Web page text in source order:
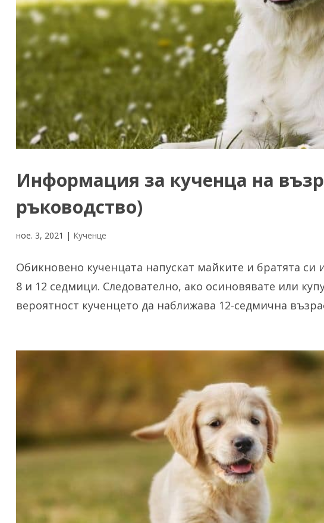
Информация за кученца на
ръководство)
ное. 3, 2021 | Кученце
Обикновено кученцата напускат майките и братята
8 и 12 седмици. Следователно, ако осиновявате или
вероятност кученцето да наближава 12-седмична